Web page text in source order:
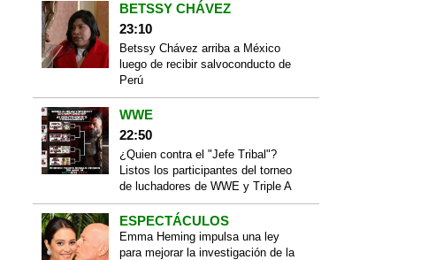
BETSSY CHÁVEZ
23:10
Betssy Chávez arriba a México
luego de recibir salvoconducto de
Perú
WWE
22:50
¿Quien contra el "Jefe Tribal"?
Listos los participantes del torneo
de luchadores de WWE y Triple A
ESPECTÁCULOS
Emma Heming impulsa una ley
para mejorar la investigación de la